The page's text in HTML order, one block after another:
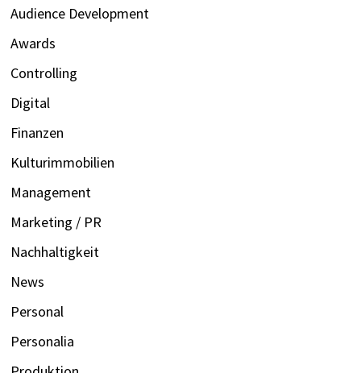
Audience Development
Awards
Controlling
Digital
Finanzen
Kulturimmobilien
Management
Marketing / PR
Nachhaltigkeit
News
Personal
Personalia